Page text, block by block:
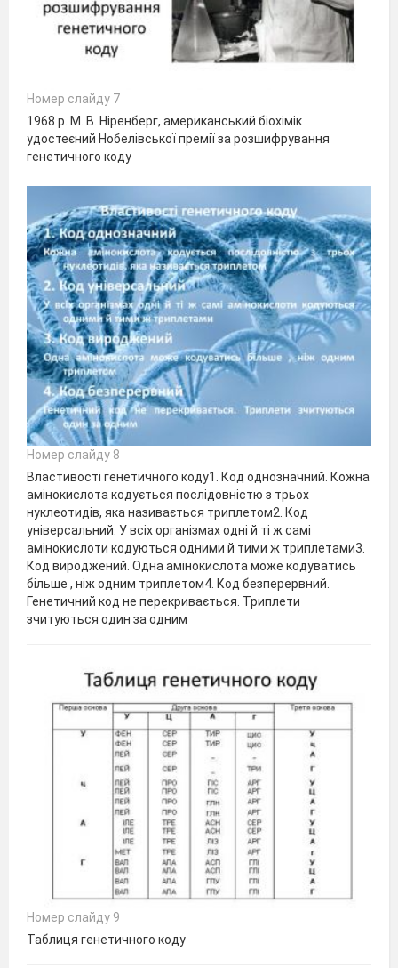
Номер слайду 7
1968 р. М. В. Ніренберг, американський біохімік
удостеєний Нобелівської премії за розшифрування
генетичного коду
Номер слайду 8
Властивості генетичного коду1. Код однозначний. Кожна
амінокислота кодується послідовністю з трьох
нуклеотидів, яка називається триплетом2. Код
універсальний. У всіх організмах одні й ті ж самі
амінокислоти кодуються одними й тими ж триплетами3.
Код вироджений. Одна амінокислота може кодуватись
більше , ніж одним триплетом4. Код безперервний.
Генетичний код не перекривається. Триплети
зчитуються один за одним
Номер слайду 9
Таблиця генетичного коду